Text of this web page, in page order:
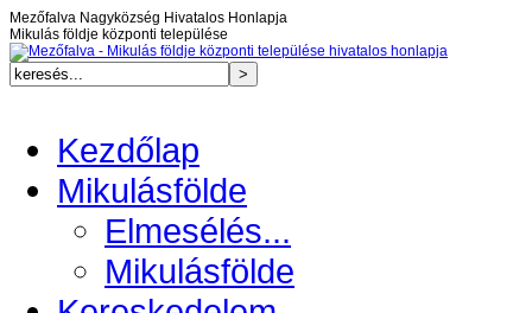
Mezőfalva Nagyközség Hivatalos Honlapja
Mikulás földje központi települése
Kezdőlap
Mikulásfölde
Elmesélés...
Mikulásfölde